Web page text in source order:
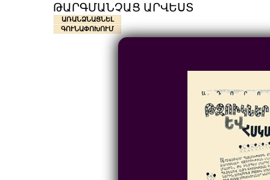
ԹԱՐԳՄԱՆՉԱՑ ԱՐՎԵՍՏ
ԱՌԱՆՁՆԱՑՆԵԼ
ԳՈՒՆԱՓՈԽՈՒՄ